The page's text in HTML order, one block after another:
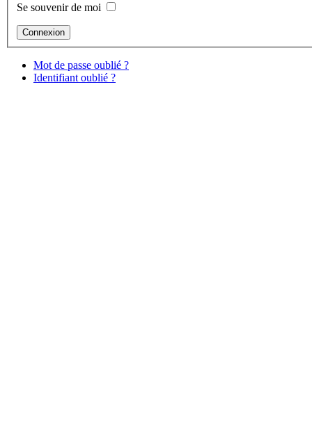
Se souvenir de moi
Mot de passe oublié ?
Identifiant oublié ?